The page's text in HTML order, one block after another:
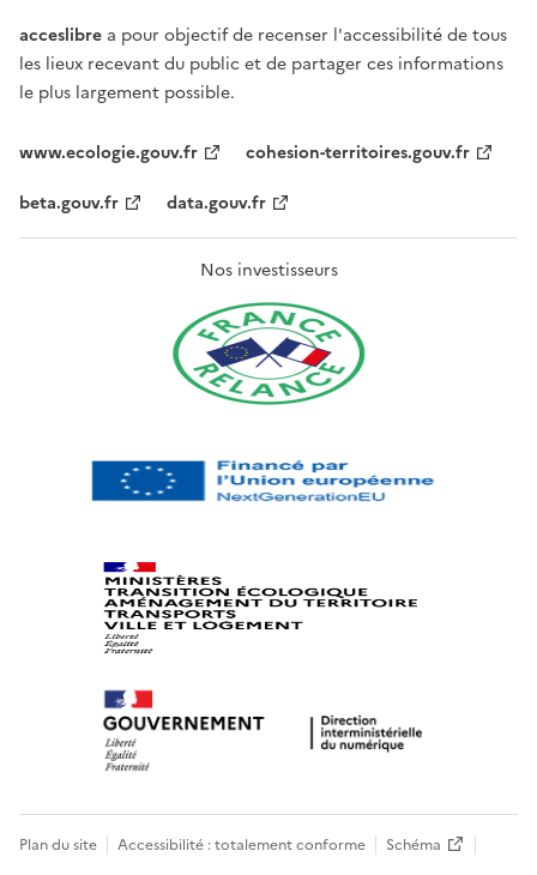
acceslibre a pour objectif de recenser l'accessibilité de tous
les lieux recevant du public et de partager ces informations
le plus largement possible.
www.ecologie.gouv.fr
cohesion-territoires.gouv.fr
beta.gouv.fr
data.gouv.fr
Nos investisseurs
Plan du site Accessibilité : totalement conforme Schéma